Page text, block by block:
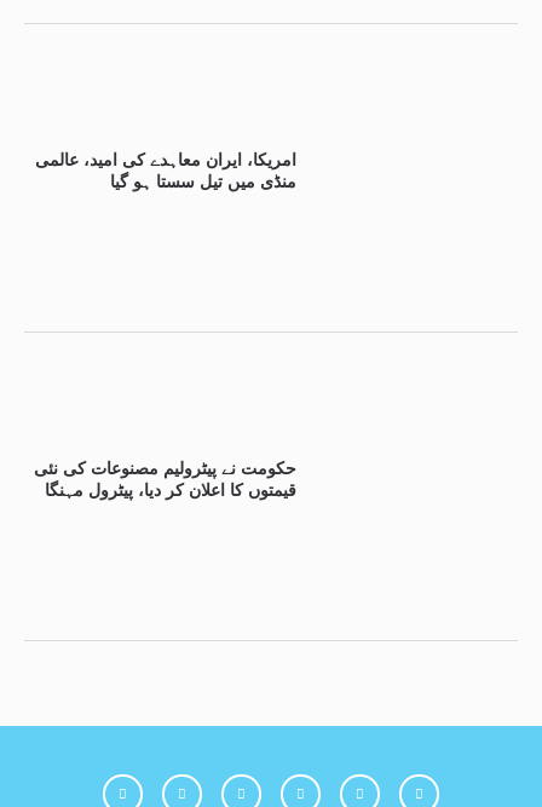
امریکا، ایران معاہدے کی امید، عالمی
منڈی میں تیل سستا ہو گیا
حکومت نے پیٹرولیم مصنوعات کی نئی
قیمتوں کا اعلان کر دیا، پیٹرول مہنگا